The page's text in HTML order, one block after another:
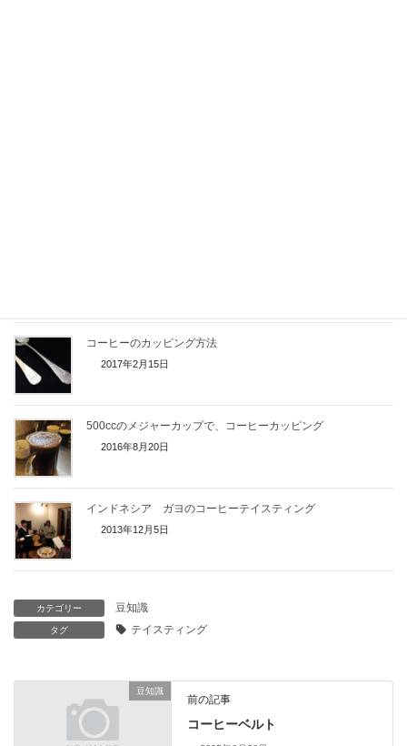
コーヒーのカッピング方法
2017年2月15日
500ccのメジャーカップで、コーヒーカッピング
2016年8月20日
インドネシア ガヨのコーヒーテイスティング
2013年12月5日
カテゴリー 豆知識
タグ テイスティング
豆知識
前の記事
コーヒーベルト